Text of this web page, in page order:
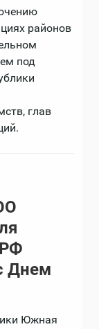
районов
под
глав
Днем
Южная